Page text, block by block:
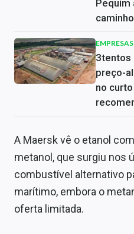
Pequim
EMPRESAS
3tentos
preço-
no
A Maersk vê o etanol
metanol, que surgiu nos
combustível alternativo
marítimo, embora o
oferta limitada.